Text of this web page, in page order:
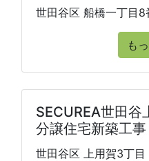
世田谷区 船橋一丁目8
も
SECUREA世田谷
分譲住宅新築工事
世田谷区 上用賀3丁